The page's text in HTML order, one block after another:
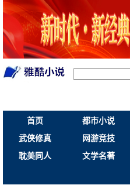
首页 都市小说
武侠修真
网游竞技
耽美同人
文学名著